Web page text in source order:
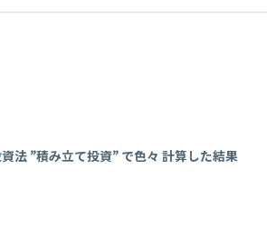
法 ”積み立て投資” で色々 計算した結果